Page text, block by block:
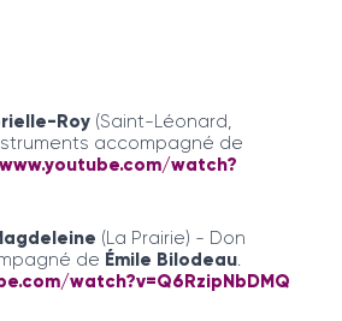
Roy (Saint-Léonard,
accompagné de
watch?
(La Prairie) - Don
de Émile Bilodeau.
watch?v=Q6RzipNbDMQ